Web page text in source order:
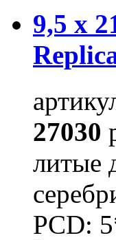
9,5 x
27030
литые
PCD: